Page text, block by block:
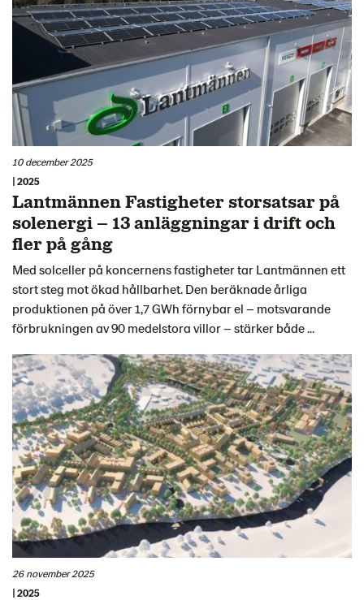
10 december 2025
| 2025
Lantmännen Fastigheter storsatsar på
solenergi – 13 anläggningar i drift och
fler på gång
Med solceller på koncernens fastigheter tar Lantmännen ett
stort steg mot ökad hållbarhet. Den beräknade årliga
produktionen på över 1,7 GWh förnybar el – motsvarande
förbrukningen av 90 medelstora villor – stärker både ...
26 november 2025
| 2025